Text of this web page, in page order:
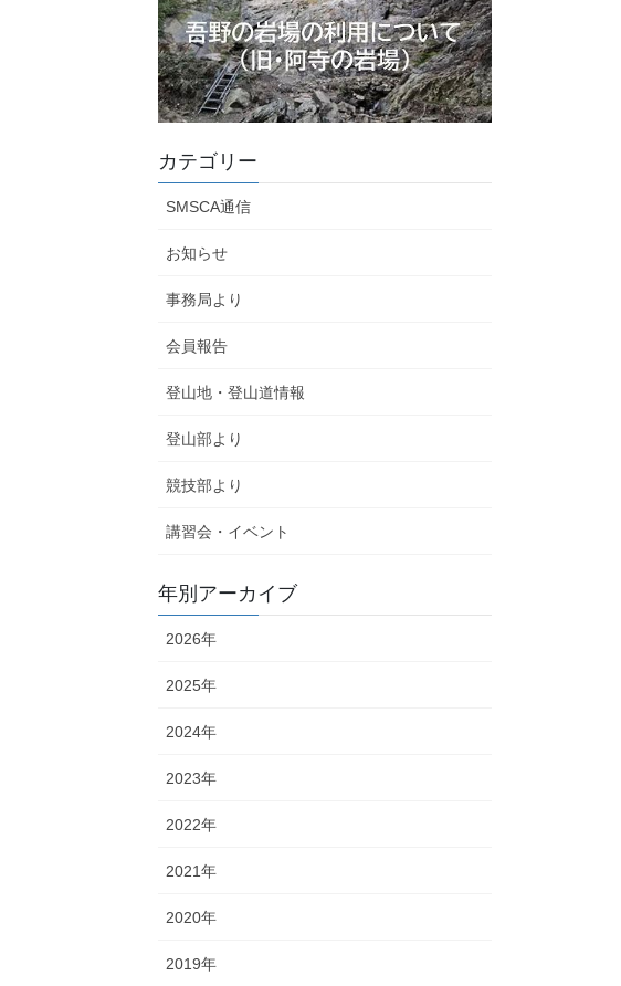
カテゴリー
SMSCA通信
お知らせ
事務局より
会員報告
登山地・登山道情報
登山部より
競技部より
講習会・イベント
年別アーカイブ
2026年
2025年
2024年
2023年
2022年
2021年
2020年
2019年